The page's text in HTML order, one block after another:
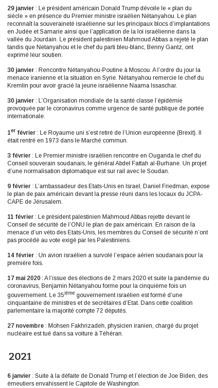
29 janvier : Le président américain Donald Trump dévoile le « plan du
siècle » en présence du Premier ministre israélien Nétanyahou. Le plan
reconnaît la souveraineté israélienne sur les principaux blocs d’implantations
en Judée et Samarie ainsi que l’application de la loi israélienne dans la
vallée du Jourdain. Le président palestinien Mahmoud Abbas a rejeté le plan
tandis que Netanyahou et le chef du parti bleu-blanc, Benny Gantz, ont
exprimé leur soutien.
30 janvier : Rencontre Nétanyahou-Poutine à Moscou. A l’ordre du jour la
menace iranienne et la situation en Syrie. Nétanyahou remercie le chef du
Kremlin pour avoir gracié la jeune israélienne Naama Issaschar.
30 janvier : L’Organisation mondiale de la santé classe l’épidémie
provoquée par le coronavirus comme urgence de santé publique de portée
internationale.
1er février : Le Royaume uni s’est retiré de l’Union européenne (Brexit). Il
était rentré en 1973 dans le Marché commun.
3 février : Le Premier ministre israélien rencontre en Ouganda le chef du
Conseil souverain soudanais, le général Abdel Fattah al-Burhane. Un projet
d’une normalisation diplomatique est sur rail avec le Soudan.
9 février : L’ambassadeur des Etats-Unis en Israel, Daniel Friedman, expose
le plan de paix américain devant la presse réuni dans les locaux du JCPA-
CAPE de Jérusalem.
11 février : Le président palestinien Mahmoud Abbas rejette devant le
Conseil de sécurité de l’ONU le plan de paix américain. En raison de la
menace d’un véto des Etats-Unis, les membres du Conseil de sécurité n’ont
pas procédé au vote exigé par les Palestiniens.
14 février : Un avion israélien a survolé l’espace aérien soudanais pour la
première fois.
17 mai 2020 : A l’issue des élections de 2 mars 2020 et suite la pandémie du
coronavirus, Benjamin Nétanyahou forme pour la cinquième fois un
gouvernement. Le 35ième gouvernement israélien est formé d’une
cinquantaine de ministres et de secrétaires d’Etat. Dans cette coalition
parlementaire la majorité compte 72 députés.
27 novembre : Mohsen Fakhrizadeh, physicien iranien, chargé du projet
nucléaire est tué dans sa voiture à Téhéran.
2021
6 janvier : Suite à la défaite de Donald Trump et l’élection de Joe Biden, des
émeutiers envahissent le Capitole de Washington.